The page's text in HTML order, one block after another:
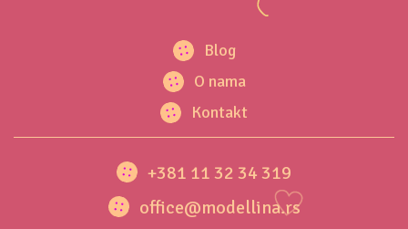
Blog
O nama
Kontakt
+381 11 32 34 319
office@modellina.rs